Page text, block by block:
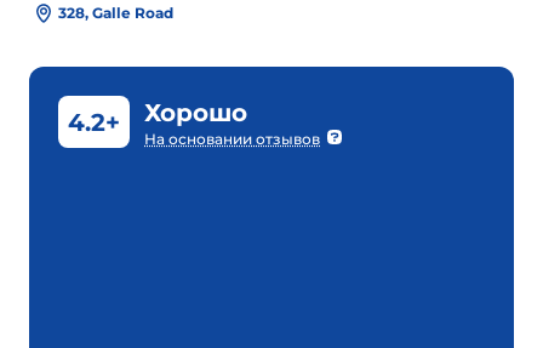
328, Galle Road
4.2+ Хорошо
На основании отзывов